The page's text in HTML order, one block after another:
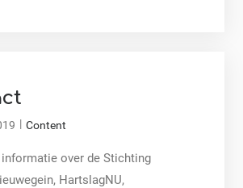
| Content
over de Stichting
HartslagNU,